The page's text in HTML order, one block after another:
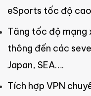
eSports tốc độ
Tăng tốc độ mạng
thông đến các
Japan, SEA….
Tích hợp VPN